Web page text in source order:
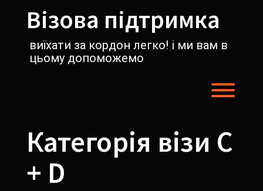
содержимомуВізова підтримка
виїхати за кордон легко! і ми вам в
цьому допоможемо
Категорія візи С
+ D